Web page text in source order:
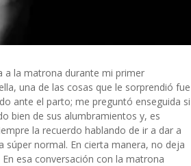
a la matrona durante mi primer
una de las cosas que le sorprendió fue
ante el parto; me preguntó enseguida si
bien de sus alumbramientos y, es
la recuerdo hablando de ir a dar a
súper normal. En cierta manera, no deja
esa conversación con la matrona